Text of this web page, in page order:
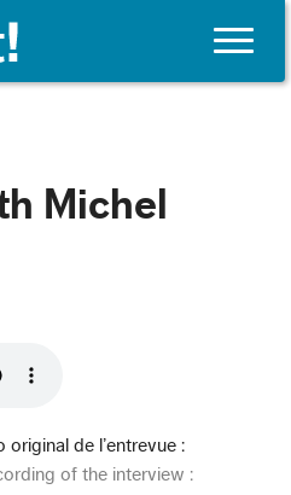
Toggle
Michel
original de l’entrevue :
of the interview :